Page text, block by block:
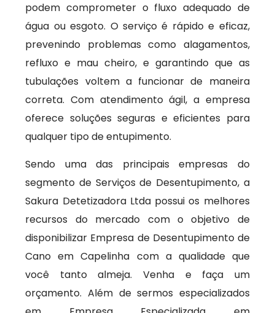
podem comprometer o fluxo adequado de
água ou esgoto. O serviço é rápido e eficaz,
prevenindo problemas como alagamentos,
refluxo e mau cheiro, e garantindo que as
tubulações voltem a funcionar de maneira
correta. Com atendimento ágil, a empresa
oferece soluções seguras e eficientes para
qualquer tipo de entupimento.
Sendo uma das principais empresas do
segmento de Serviços de Desentupimento, a
Sakura Detetizadora Ltda possui os melhores
recursos do mercado com o objetivo de
disponibilizar Empresa de Desentupimento de
Cano em Capelinha com a qualidade que
você tanto almeja. Venha e faça um
orçamento. Além de sermos especializados